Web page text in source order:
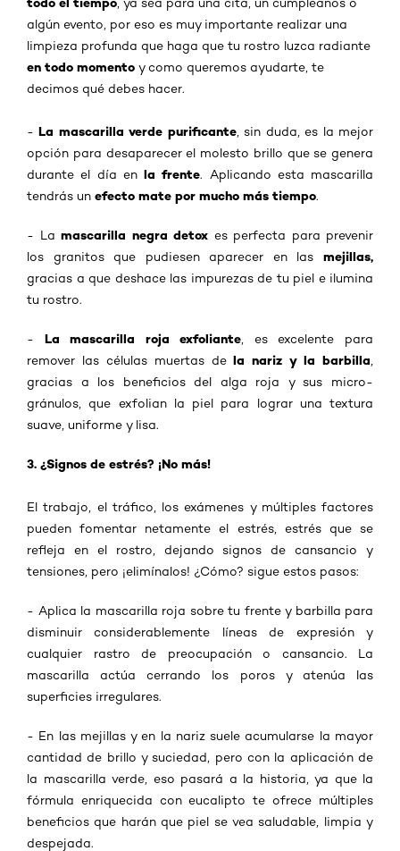
algún evento, por eso es muy importante realizar una
limpieza profunda que haga que tu rostro luzca radiante
en todo momento y como queremos ayudarte, te
decimos qué debes hacer.
-La mascarilla verde purificante, sin duda, es la mejor
opción para desaparecer el molesto brillo que se genera
durante el día en la frente. Aplicando esta mascarilla
tendrás un efecto mate por mucho más tiempo.
- La mascarilla negra detox es perfecta para prevenir
los granitos que pudiesen aparecer en las mejillas,
gracias a que deshace las impurezas de tu piel e ilumina
tu rostro.
- La mascarilla roja exfoliante , es excelente para
remover las células muertas dela nariz y la barbilla
gracias a los beneficios del alga roja y sus micro-
gránulos, que exfolian la piel para lograr una textura
suave, uniforme y lisa.
3. ¿Signos de estrés? ¡No más!
El trabajo, el tráfico, los exámenes y múltiples factores
pueden fomentar netamente el estrés, estrés que se
refleja en el rostro, dejando signos de cansancio y
tensiones, pero ¡elimínalos! ¿Cómo? sigue estos pasos:
- Aplica la mascarilla roja sobre tu frente y barbilla para
disminuir considerablemente líneas de expresión y
cualquier rastro de preocupación o cansancio. La
mascarilla actúa cerrando los poros y atenúa las
superficies irregulares.
- En las mejillas y en la nariz suele acumularse la mayor
cantidad de brillo y suciedad, pero con la aplicación de
la mascarilla verde, eso pasará a la historia, ya que la
fórmula enriquecida con eucalipto te ofrece múltiples
beneficios que harán que piel se vea saludable, limpia y
despejada.